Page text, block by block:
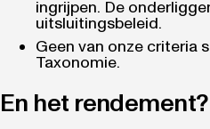
ingrijpen. De
uitsluitingsbeleid.
Geen van onze criteria
Taxonomie.
En het rendement?